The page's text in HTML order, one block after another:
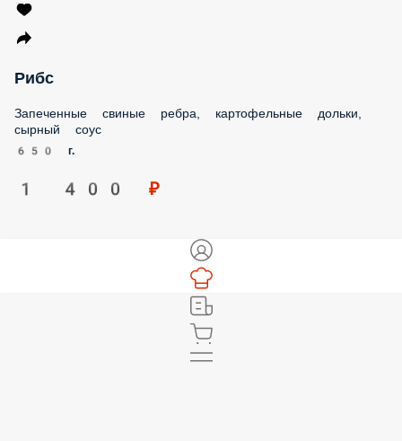
Рибс
Запеченные свиные ребра, картофельные дольки, сырный
соус
650 г.
1 400 ₽